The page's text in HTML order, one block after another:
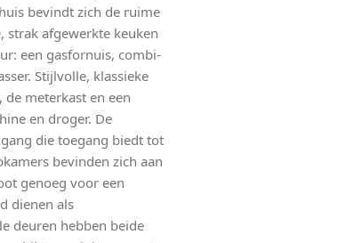
bevindt zich de ruime
strak afgewerkte keuken
een gasfornuis, combi-
Stijlvolle, klassieke
meterkast en een
en droger. De
die toegang biedt tot
bevinden zich aan
genoeg voor een
dienen als
deuren hebben beide